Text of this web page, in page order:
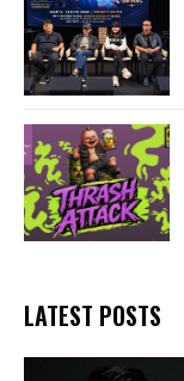
LATEST POSTS